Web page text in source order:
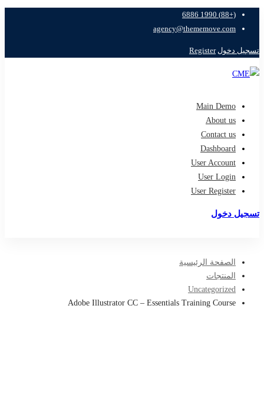
(+88) 1990 6886
agency@thememove.com
تسجيل دخول Register
Main Demo
About us
Contact us
Dashboard
User Account
User Login
User Register
تسجيل دخول
الصفحة الرئيسية
المنتجات
Uncategorized
Adobe Illustrator CC – Essentials Training Course